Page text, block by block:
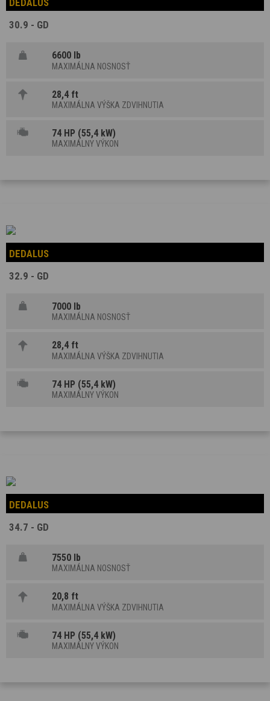
DEDALUS
30.9 - GD
6600 lb
MAXIMÁLNA NOSNOSŤ
28,4 ft
MAXIMÁLNA VÝŠKA ZDVIHNUTIA
74 HP (55,4 kW)
MAXIMÁLNY VÝKON
DEDALUS
32.9 - GD
7000 lb
MAXIMÁLNA NOSNOSŤ
28,4 ft
MAXIMÁLNA VÝŠKA ZDVIHNUTIA
74 HP (55,4 kW)
MAXIMÁLNY VÝKON
DEDALUS
34.7 - GD
7550 lb
MAXIMÁLNA NOSNOSŤ
20,8 ft
MAXIMÁLNA VÝŠKA ZDVIHNUTIA
74 HP (55,4 kW)
MAXIMÁLNY VÝKON